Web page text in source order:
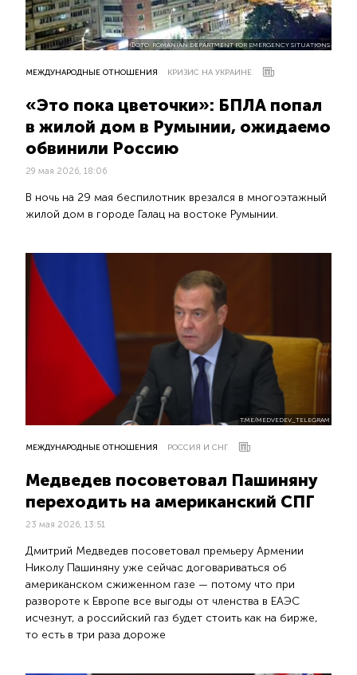
ФОТО: ROMANIAN DEPARTMENT FOR EMERGENCY SITUATIONS
МЕЖДУНАРОДНЫЕ ОТНОШЕНИЯ КРИЗИС НА УКРАИНЕ
«Это пока цветочки»: БПЛА попал
в жилой дом в Румынии, ожидаемо
обвинили Россию
29 мая 2026, 18:06
В ночь на 29 мая беспилотник врезался в многоэтажный
жилой дом в городе Галац на востоке Румынии.
T.ME/MEDVEDEV_TELEGRAM
МЕЖДУНАРОДНЫЕ ОТНОШЕНИЯ РОССИЯ И СНГ
Медведев посоветовал Пашиняну
переходить на американский СПГ
23 мая 2026, 13:51
Дмитрий Медведев посоветовал премьеру Армении
Николу Пашиняну уже сейчас договариваться об
американском сжиженном газе — потому что при
развороте к Европе все выгоды от членства в ЕАЭС
исчезнут, а российский газ будет стоить как на бирже,
то есть в три раза дороже